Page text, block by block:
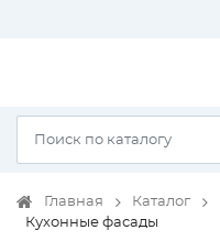
Главная Каталог
Кухонные фасады